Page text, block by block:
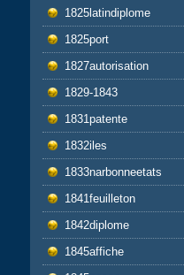
1825latindiplome
1825port
1827autorisation
1829-1843
1831patente
1832iles
1833narbonneetats
1841feuilleton
1842diplome
1845affiche